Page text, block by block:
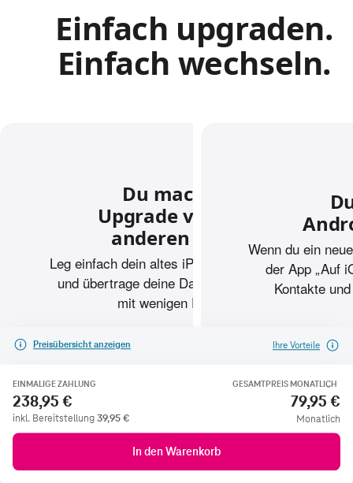
Preisübersicht anzeigen Ihre Vorteile
EINMALIGE ZAHLUNG
238,95 €
inkl. Bereitstellung39,95€
GESAMTPREIS MONATLICH
79,95 €
Monatlich
In den Warenkorb